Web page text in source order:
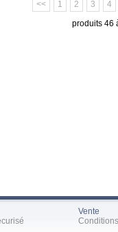
<< 1 2 3
4
produits 46
Vente